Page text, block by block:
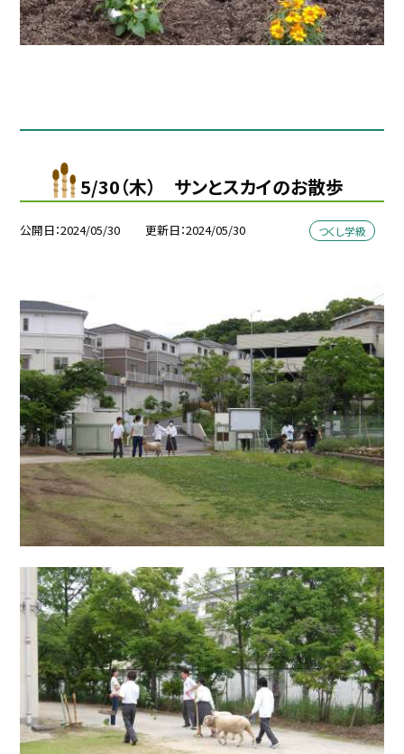
5/30（木） サンとスカイのお散歩
公開日 2024/05/30 更新日 2024/05/30 つくし学級